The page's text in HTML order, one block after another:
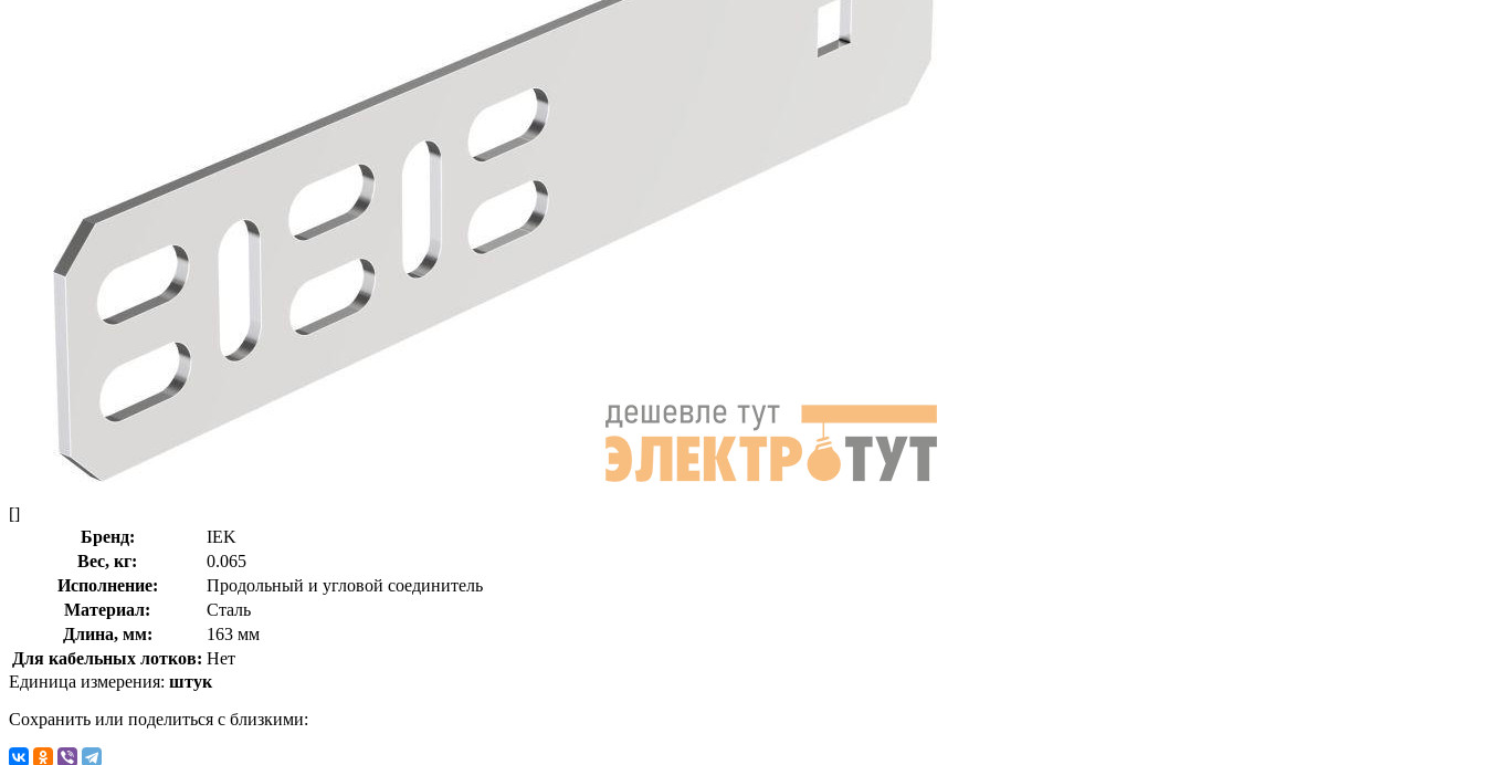
[]
Бренд:
IEK
Вес, кг:
0.065
Исполнение:
Продольный и угловой соединитель
Материал:
Сталь
Длина, мм:
163 мм
Для кабельных лотков: Нет
Единица измерения: штук
Сохранить или поделиться с близкими: